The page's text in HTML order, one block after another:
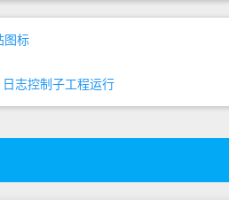
图标
日志控制子工程运行